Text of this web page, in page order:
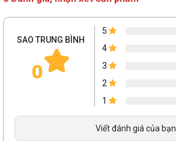
SAO TRUNG BÌNH
0
5
4
3
2
1
Viết đánh giá của bạn